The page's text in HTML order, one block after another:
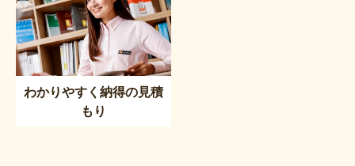
わかりやすく納得の見積
もり